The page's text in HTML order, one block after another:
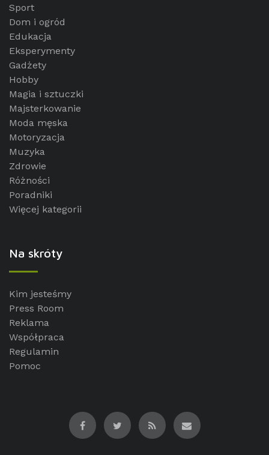
Sport
Dom i ogród
Edukacja
Eksperymenty
Gadżety
Hobby
Magia i sztuczki
Majsterkowanie
Moda męska
Motoryzacja
Muzyka
Zdrowie
Różności
Poradniki
Więcej kategorii
Na skróty
Kim jesteśmy
Press Room
Reklama
Współpraca
Regulamin
Pomoc